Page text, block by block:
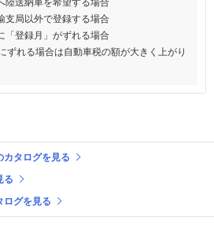
支局以外で登録する場合
「登録月」がずれる場合
ずれる場合は自動車税の額が大きく上がり
カタログを見る
る
ログを見る